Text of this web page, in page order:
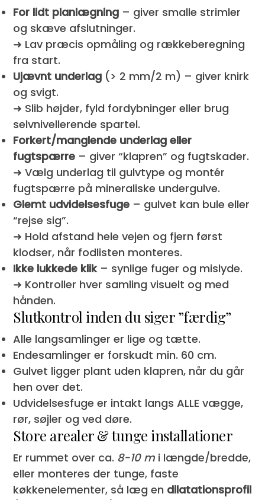
For lidt planlægning – giver smalle strimler
og skæve afslutninger.
➜ Lav præcis opmåling og række­beregning
fra start.
Ujævnt underlag (> 2 mm/2 m) – giver knirk
og svigt.
➜ Slib højder, fyld fordybninger eller brug
selvnivellerende spartel.
Forkert/manglende underlag eller
fugtspærre – giver “klapren” og fugtskader.
➜ Vælg underlag til gulvtype og montér
fugtspærre på mineraliske undergulve.
Glemt udvidelsesfuge – gulvet kan bule eller
“rejse sig”.
➜ Hold afstand hele vejen og fjern først
klodser, når fodlisten monteres.
Ikke lukkede klik– synlige fuger og mislyde.
➜ Kontroller hver samling visuelt og med
hånden.
Slutkontrol inden du siger ”færdig”
Alle lang­samlinger er lige og tætte.
Endesamlinger er forskudt min. 60 cm.
Gulvet ligger plant uden klapren, når du går
hen over det.
Udvidelsesfuge er intakt langs ALLE vægge,
rør, søjler og ved døre.
Store arealer & tunge installationer
Er rummet over ca. 8-10 m i længde/bredde,
eller monteres der tunge, faste
køkkenelementer, så læg en dilatationsprofil